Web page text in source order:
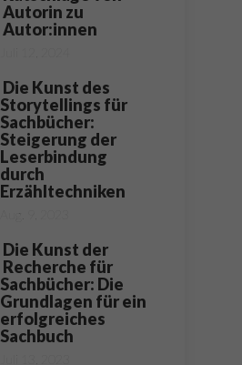
Autorin zu
Autor:innen
Die Kunst des
Storytellings für
Sachbücher:
Steigerung der
Leserbindung
durch
Erzähltechniken
Aug. 9, 2023
Die Kunst der
Recherche für
Sachbücher: Die
Grundlagen für ein
erfolgreiches
Sachbuch